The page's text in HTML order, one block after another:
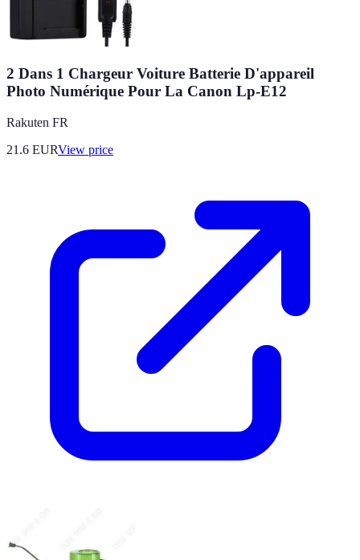
2 Dans 1 Chargeur Voiture Batterie D'appareil
Photo Numérique Pour La Canon Lp-E12
Rakuten FR
21.6 EURView price